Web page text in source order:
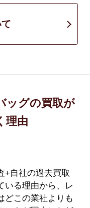
ッグの買取が
理由
+自社の過去買取
いる理由から、レ
どこの業社よりも